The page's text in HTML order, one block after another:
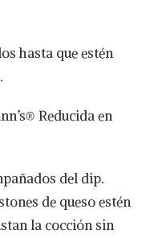
hasta que estén
Reducida en
del dip.
de queso estén
la cocción sin